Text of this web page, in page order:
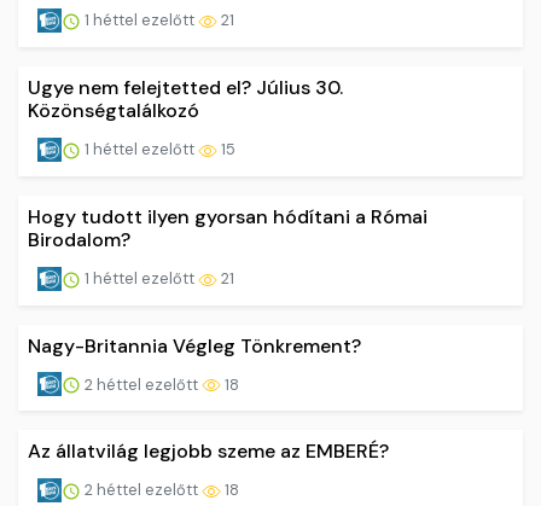
1 héttel ezelőtt 21
Ugye nem felejtetted el? Július 30.
Közönségtalálkozó
1 héttel ezelőtt 15
Hogy tudott ilyen gyorsan hódítani a Római
Birodalom?
1 héttel ezelőtt 21
Nagy-Britannia Végleg Tönkrement?
2 héttel ezelőtt 18
Az állatvilág legjobb szeme az EMBERÉ?
2 héttel ezelőtt 18